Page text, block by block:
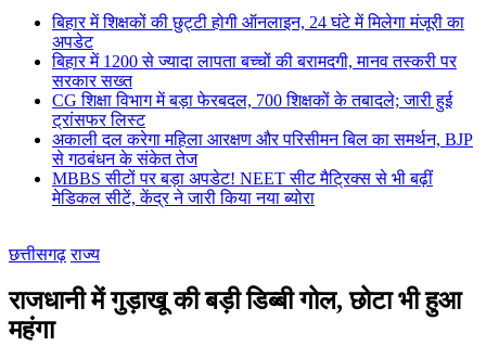
बिहार में शिक्षकों की छुट्टी होगी ऑनलाइन, 24 घंटे में मिलेगा मंजूरी का
अपडेट
बिहार में 1200 से ज्यादा लापता बच्चों की बरामदगी, मानव तस्करी पर
सरकार सख्त
CG शिक्षा विभाग में बड़ा फेरबदल, 700 शिक्षकों के तबादले; जारी हुई
ट्रांसफर लिस्ट
अकाली दल करेगा महिला आरक्षण और परिसीमन बिल का समर्थन, BJP
से गठबंधन के संकेत तेज
MBBS सीटों पर बड़ा अपडेट! NEET सीट मैट्रिक्स से भी बढ़ीं
मेडिकल सीटें, केंद्र ने जारी किया नया ब्योरा
छत्तीसगढ़ राज्य
राजधानी में गुड़ाखू की बड़ी डिब्बी गोल, छोटा भी हुआ
महंगा